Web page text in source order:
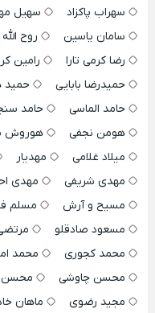
سهراب پاکزاد
سهیل
سامان یاسین
روح
رضا کرمی تارا
رامین
حمیدرضا بابایی
حمید
حامد الماسی
حامد
هومن نجفی
هوروش
میلاد غلامی
مهدیار
مهدی شریفی
مهدی
مسیح و آرش
مسلم
مسعود صادقلو
محمد کجوری
محمد
محسن چاوشی
محسن
مجید رضوی
ماهان